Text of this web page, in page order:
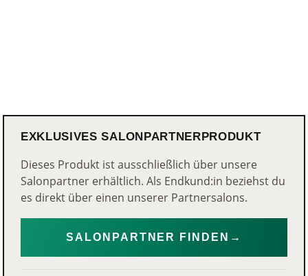
EXKLUSIVES SALONPARTNERPRODUKT
Dieses Produkt ist ausschließlich über unsere
Salonpartner erhältlich. Als Endkund:in beziehst du
es direkt über einen unserer Partnersalons.
SALONPARTNER FINDEN →